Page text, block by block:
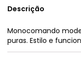
Descrição
Monocomando
puras. Estilo e